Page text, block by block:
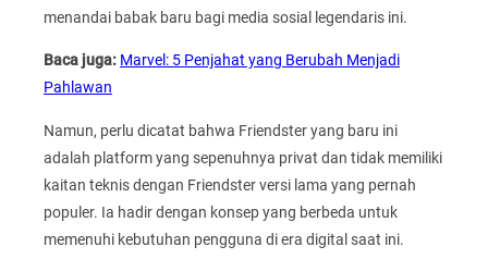
menandai babak baru bagi media sosial legendaris ini.
Baca juga: Marvel: 5 Penjahat yang Berubah Menjadi
Pahlawan
Namun, perlu dicatat bahwa Friendster yang baru ini
adalah platform yang sepenuhnya privat dan tidak memiliki
kaitan teknis dengan Friendster versi lama yang pernah
populer. Ia hadir dengan konsep yang berbeda untuk
memenuhi kebutuhan pengguna di era digital saat ini.